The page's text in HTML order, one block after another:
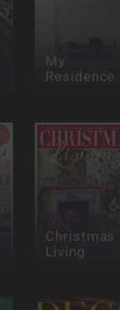
My
Residence
Christmas
Living